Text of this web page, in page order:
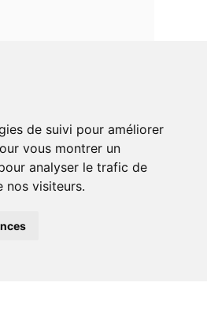
vous montrer un
analyser le trafic de
nos visiteurs.